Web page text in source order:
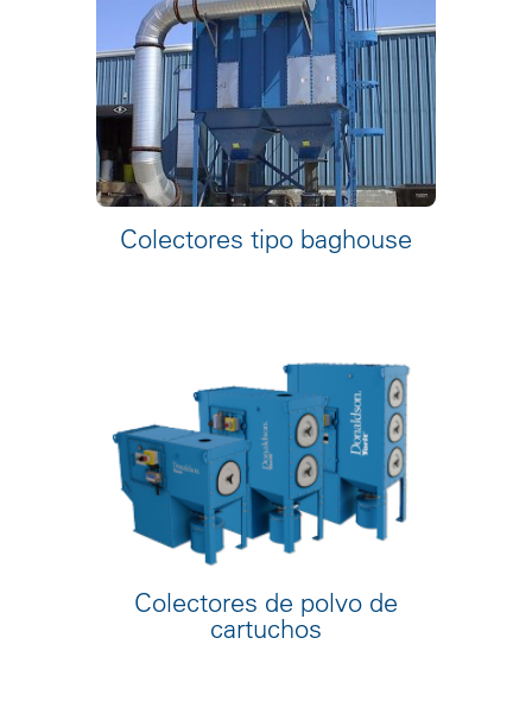
Colectores tipo baghouse
Colectores de polvo de
cartuchos